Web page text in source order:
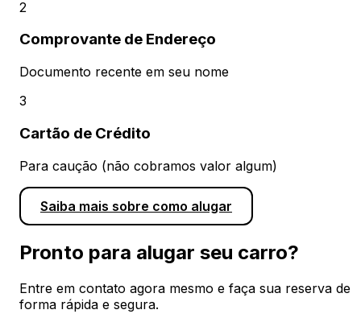
2
Comprovante de Endereço
Documento recente em seu nome
3
Cartão de Crédito
Para caução (não cobramos valor algum)
Saiba mais sobre como alugar
Pronto para alugar seu carro?
Entre em contato agora mesmo e faça sua reserva de
forma rápida e segura.